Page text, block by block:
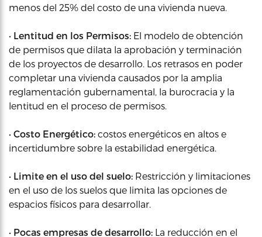
menos del 25% del costo de una vivienda nueva.
• Lentitud en los Permisos: El modelo de obtención
de permisos que dilata la aprobación y terminación
de los proyectos de desarrollo. Los retrasos en poder
completar una vivienda causados por la amplia
reglamentación gubernamental, la burocracia y la
lentitud en el proceso de permisos.
• Costo Energético: costos energéticos en altos e
incertidumbre sobre la estabilidad energética.
• Limite en el uso del suelo: Restricción y limitaciones
en el uso de los suelos que limita las opciones de
espacios físicos para desarrollar.
• Pocas empresas de desarrollo: La reducción en el